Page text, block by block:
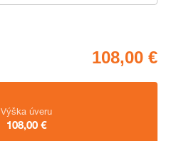
Výška úveru
108,00 €